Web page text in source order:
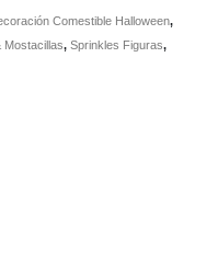
Comestible Halloween,
Mostacillas, Sprinkles Figuras,